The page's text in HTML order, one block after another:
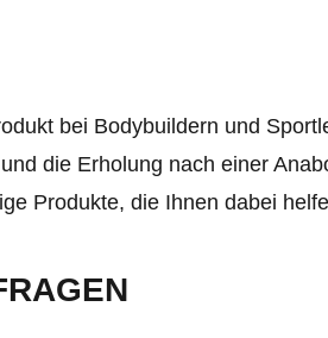
bei Bodybuildern und
die Erholung nach einer
Produkte, die Ihnen dabei